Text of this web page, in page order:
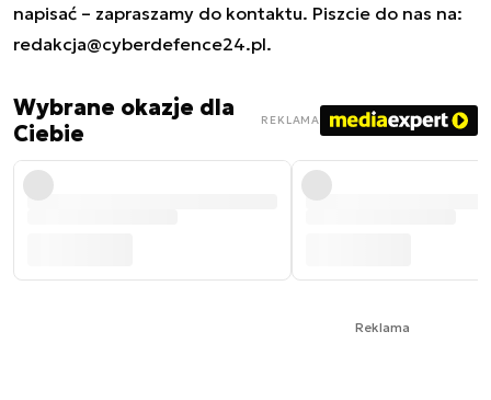
napisać – zapraszamy do kontaktu. Piszcie do nas na:
redakcja@cyberdefence24.pl.
Wybrane okazje dla
Ciebie
REKLAMA
Reklama